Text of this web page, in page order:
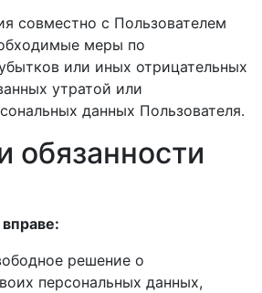
совместно с Пользователем
меры по
или иных отрицательных
утратой или
данных Пользователя.
обязанности
решение о
персональных данных,